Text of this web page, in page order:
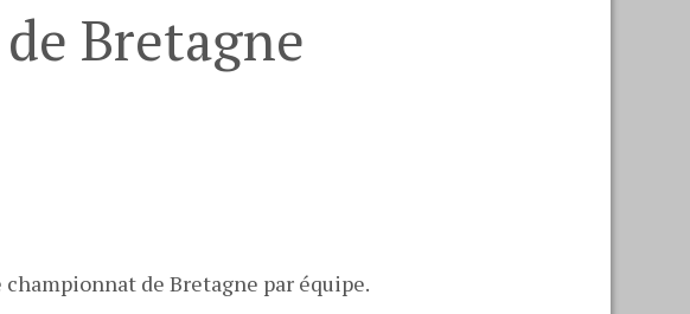
Bretagne
championnat de Bretagne par équipe.